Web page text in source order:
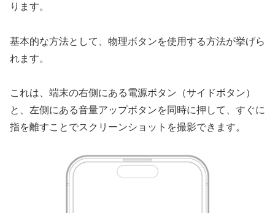
ります。
基本的な方法として、物理ボタンを使用する方法が挙げら
れます。
これは、端末の右側にある電源ボタン（サイドボタン）
と、左側にある音量アップボタンを同時に押して、すぐに
指を離すことでスクリーンショットを撮影できます。